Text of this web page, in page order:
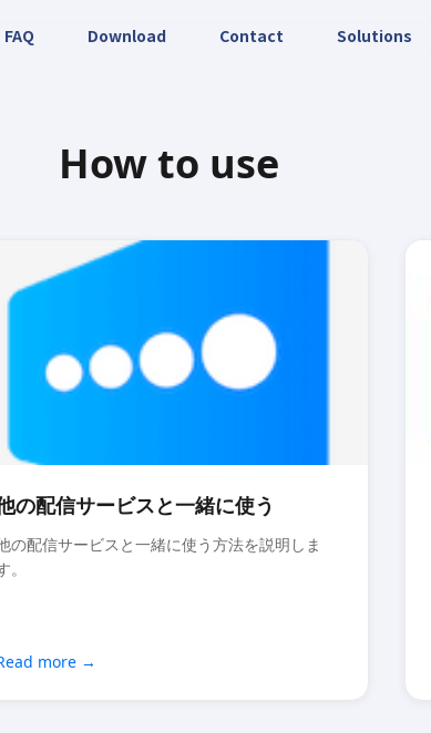
FAQ Download Contact Solutions
How to use
の配信サービスと一緒に使う
の配信サービスと一緒に使う方法を説明しま
。
more